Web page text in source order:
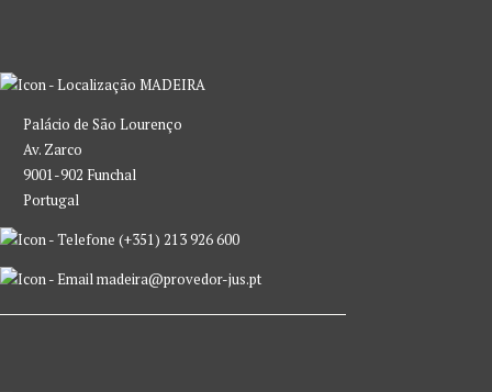
MADEIRA
Palácio de São Lourenço
Av. Zarco
9001-902 Funchal
Portugal
(+351) 213 926 600
madeira@provedor-jus.pt